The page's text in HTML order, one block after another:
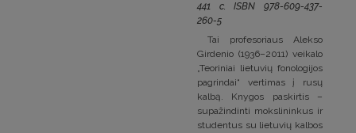
441 c. ISBN 978-609-437-
260-5
Tai profesoriaus Alekso
Girdenio (1936–2011) veikalo
„Teoriniai lietuvių fonologijos
pagrindai“ vertimas į rusų
kalbą. Knygos paskirtis –
supažindinti mokslininkus ir
studentus su lietuvių kalbos